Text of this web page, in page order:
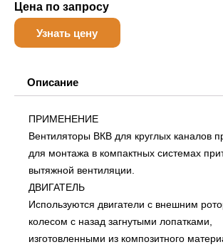
Цена по запросу
Узнать цену
Описание
ПРИМЕНЕНИЕ
Вентиляторы ВКВ для круглых каналов
для монтажа в компактных системах
вытяжной вентиляции.
ДВИГАТЕЛЬ
Используются двигатели с внешним
колесом с назад загнутыми лопатками,
изготовленными из композитного